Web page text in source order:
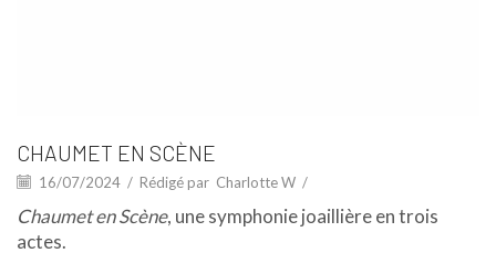
CHAUMET EN SCÈNE
16/07/2024 / Rédigé par Charlotte W /
Chaumet en Scène, une symphonie joaillière en trois
actes.